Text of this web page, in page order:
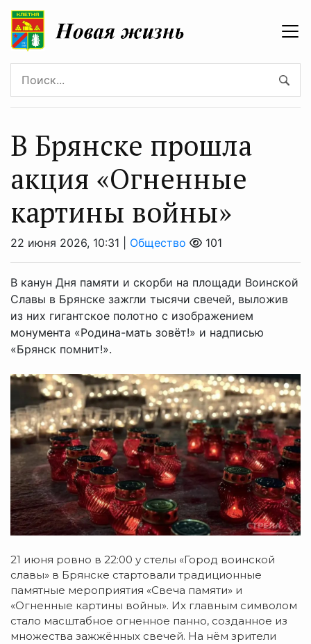
В Брянске прошла
акция «Огненные
картины войны»
22 июня 2026, 10:31 | Общество 101
В канун Дня памяти и скорби на площади Воинской
Славы в Брянске зажгли тысячи свечей, выложив
из них гигантское полотно с изображением
монумента «Родина-мать зовёт!» и надписью
«Брянск помнит!».
21 июня ровно в 22:00 у стелы «Город воинской
славы» в Брянске стартовали традиционные
памятные мероприятия «Свеча памяти» и
«Огненные картины войны». Их главным символом
стало масштабное огненное панно, созданное из
множества зажжённых свечей. На нём зрители